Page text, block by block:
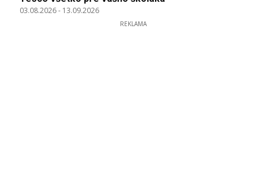
03.08.2026- 13.09.2026
REKLAMA